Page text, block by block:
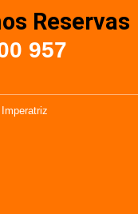
Reservas
957